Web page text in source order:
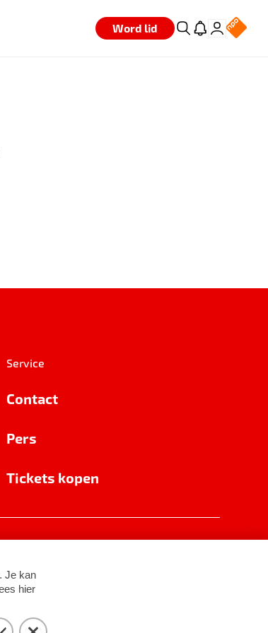
Word lid
Service
Contact
Pers
Tickets kopen